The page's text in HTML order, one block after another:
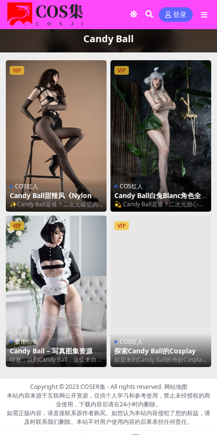
登录
Candy Ball
VIP
COS红人
Candy Ball甜辣风《Nylon Da
nce》写真解读：尼龙服饰与舞
蹈的视觉盛宴[32P2V-538MB]
✨Candy Ball是谁？二次元破壁的
甜系御姐 说起Candy Ball，老二...
VIP
COS红人
Candy Ball白兔Blanc角色全
解析｜NIKKE最甜coser的细节
美学 [70P-247MB]
💫 Candy Ball是谁？二次元甜心の
破圈密码 说到甜美系coser天花
VIP
套图合集
Candy Ball – 写真图集资源合
集【58套/42GB】
哇塞，说到Candy Ball，这位来自拉
脱维亚的COSER小姐姐，真的是让
VIP
COS红人
探索Candy Ball的Cosplay世
界 [73P12V-0.99G]
欢迎来到Candy Ball的奇妙Cosplay
世界！Candy Ball，这个...
Copyright © 2023COSER集- All rights reserved. 网站地图
本站内容来源于互联网公开资源，仅供个人学习和参考使用，禁止未经授权的商
业使用，下载内容后请在24小时内删除。
如需正版内容，请直接联系原作者购买。如您认为本站内容侵犯了您的权益，请
及时联系我们删除。本站不对用户使用内容的后果承担任何责任。